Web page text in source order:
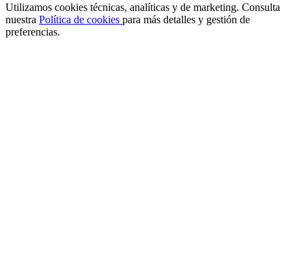
Utilizamos cookies técnicas, analíticas y de marketing. Consulta
nuestra Política de cookies para más detalles y gestión de
preferencias.